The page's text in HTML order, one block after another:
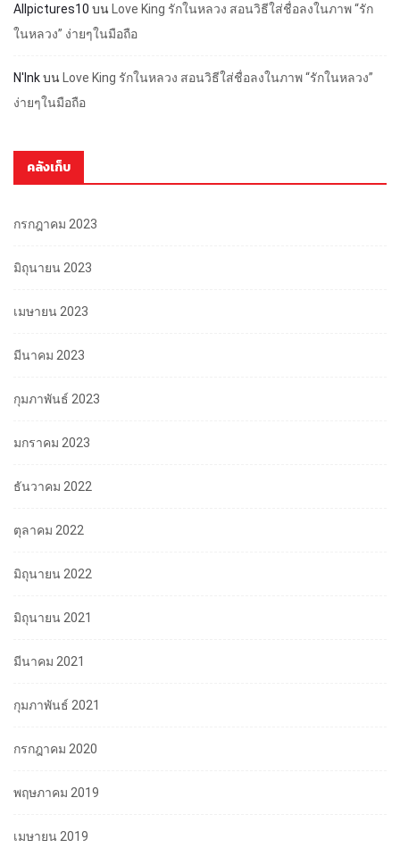
Allpictures10 บน
Love King รักในหลวง สอนวิธีใส่ชื่อลงในภาพ “รัก
ในหลวง” ง่ายๆในมือถือ
N'Inkบน
Love King รักในหลวง สอนวิธีใส่ชื่อลงในภาพ “รักในหลวง”
ง่ายๆในมือถือ
คลังเก็บ
กรกฎาคม 2023
มิถุนายน 2023
เมษายน 2023
มีนาคม 2023
กุมภาพันธ์ 2023
มกราคม 2023
ธันวาคม 2022
ตุลาคม 2022
มิถุนายน 2022
มิถุนายน 2021
มีนาคม 2021
กุมภาพันธ์ 2021
กรกฎาคม 2020
พฤษภาคม 2019
เมษายน 2019